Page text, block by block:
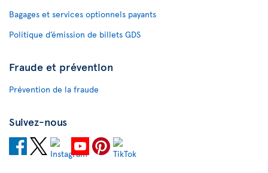
Bagages et services optionnels payants
Politique d’émission de billets GDS
Fraude et prévention
Prévention de la fraude
Suivez-nous